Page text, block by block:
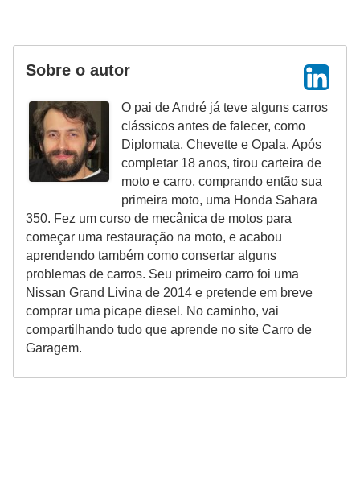
Sobre o autor
O pai de André já teve alguns carros
clássicos antes de falecer, como
Diplomata, Chevette e Opala. Após
completar 18 anos, tirou carteira de
moto e carro, comprando então sua
primeira moto, uma Honda Sahara
350. Fez um curso de mecânica de motos para
começar uma restauração na moto, e acabou
aprendendo também como consertar alguns
problemas de carros. Seu primeiro carro foi uma
Nissan Grand Livina de 2014 e pretende em breve
comprar uma picape diesel. No caminho, vai
compartilhando tudo que aprende no site Carro de
Garagem.